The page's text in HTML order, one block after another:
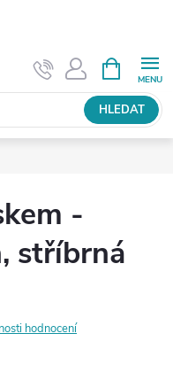
HLEDAT
NÁKUPNÍ
KOŠÍK
-
stříbrná
hodnocení